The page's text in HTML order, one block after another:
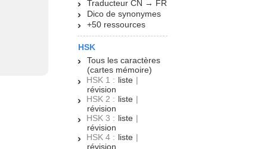
Traducteur CN → FR
Dico de synonymes
+50 ressources
HSK
Tous les caractères
(cartes mémoire)
HSK 1 : liste |
révision
HSK 2 : liste |
révision
HSK 3 : liste |
révision
HSK 4 : liste |
révision